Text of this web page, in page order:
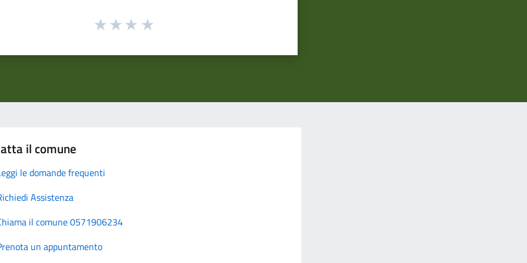
il comune
le domande frequenti
Assistenza
il comune 0571906234
un appuntamento